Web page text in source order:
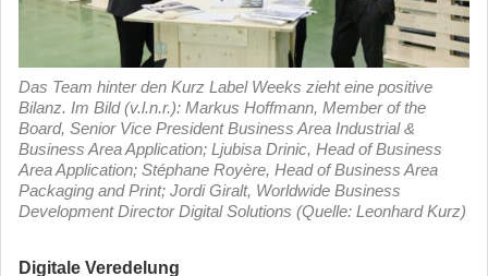
Das Team hinter den Kurz Label Weeks zieht eine positive
Bilanz. Im Bild (v.l.n.r.): Markus Hoffmann, Member of the
Board, Senior Vice President Business Area Industrial &
Business Area Application; Ljubisa Drinic, Head of Business
Area Application; Stéphane Royère, Head of Business Area
Packaging and Print; Jordi Giralt, Worldwide Business
Development Director Digital Solutions (Quelle: Leonhard Kurz)
Digitale Veredelung